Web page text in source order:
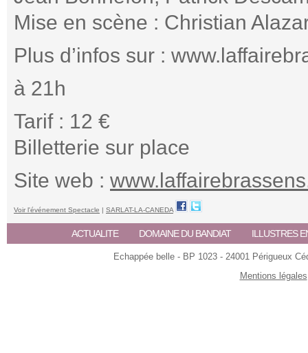
Mise en scène : Christian
Plus d’infos sur :
à 21h
Tarif : 12 €
Billetterie sur place
Site web :
Voir l'événement Spectacle | SARLAT-LA-CANEDA
ACTUALITE DOMAINE DU BANDIAT ILLUSTRES
Echappée belle - BP 1023 - 24001 Périgueux
Mentions légales